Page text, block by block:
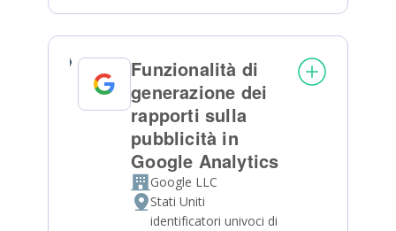
trattati:
Funzionalità di
generazione dei
rapporti sulla
pubblicità in
Google Analytics
Azienda:
Google LLC
LuogoStati Uniti
identificatori univoci di